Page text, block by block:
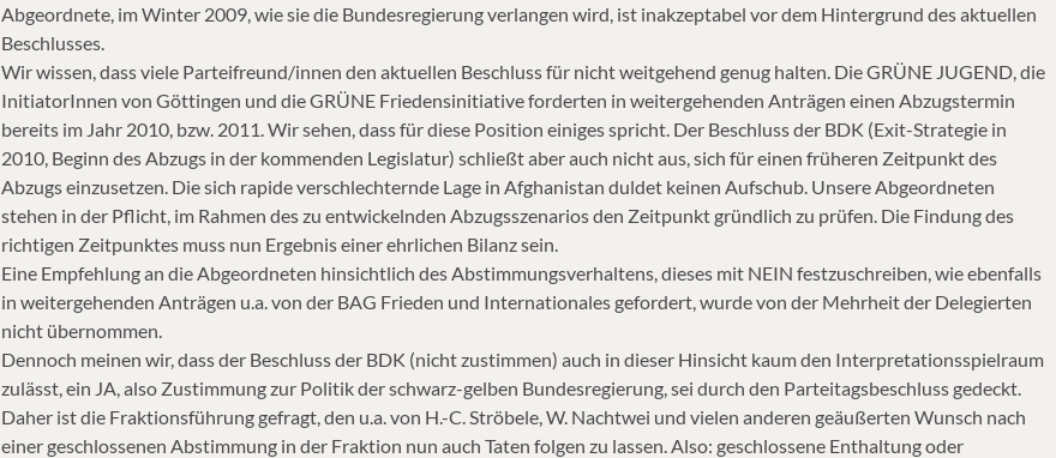
Abgeordnete, im Winter 2009, wie sie die Bundesregierung verlangen wird, ist inakzeptabel vor dem Hintergrund des aktuellen
Beschlusses.
Wir wissen, dass viele Parteifreund/innen den aktuellen Beschluss für nicht weitgehend genug halten. Die GRÜNE JUGEND, die
InitiatorInnen von Göttingen und die GRÜNE Friedensinitiative forderten in weitergehenden Anträgen einen Abzugstermin
bereits im Jahr 2010, bzw. 2011. Wir sehen, dass für diese Position einiges spricht. Der Beschluss der BDK (Exit-Strategie in
2010, Beginn des Abzugs in der kommenden Legislatur) schließt aber auch nicht aus, sich für einen früheren Zeitpunkt des
Abzugs einzusetzen. Die sich rapide verschlechternde Lage in Afghanistan duldet keinen Aufschub. Unsere Abgeordneten
stehen in der Pflicht, im Rahmen des zu entwickelnden Abzugsszenarios den Zeitpunkt gründlich zu prüfen. Die Findung des
richtigen Zeitpunktes muss nun Ergebnis einer ehrlichen Bilanz sein.
Eine Empfehlung an die Abgeordneten hinsichtlich des Abstimmungsverhaltens, dieses mit NEIN festzuschreiben, wie ebenfalls
in weitergehenden Anträgen u.a. von der BAG Frieden und Internationales gefordert, wurde von der Mehrheit der Delegierten
nicht übernommen.
Dennoch meinen wir, dass der Beschluss der BDK (nicht zustimmen) auch in dieser Hinsicht kaum den Interpretationsspielraum
zulässt, ein JA, also Zustimmung zur Politik der schwarz-gelben Bundesregierung, sei durch den Parteitagsbeschluss gedeckt.
Daher ist die Fraktionsführung gefragt, den u.a. von H.-C. Ströbele, W. Nachtwei und vielen anderen geäußerten Wunsch nach
einer geschlossenen Abstimmung in der Fraktion nun auch Taten folgen zu lassen. Also: geschlossene Enthaltung oder